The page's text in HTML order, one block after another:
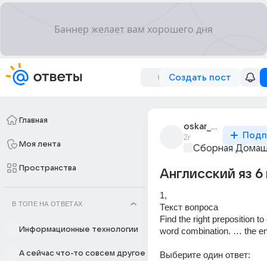
Создать пост
Главная
Моя лента
Пространства
В ТОПЕ НА ОТВЕТАХ
Информационные технологии
А сейчас что-то совсем другое
oskar_522
2г
Сборная
Англисский яз 6
1,
Текст вопроса
Find the right preposition
word combination. … the
Выберите один ответ: